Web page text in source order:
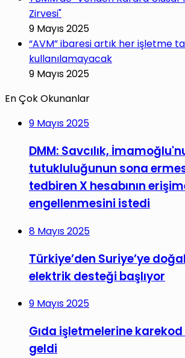
Zirvesi"
9 Mayıs 2025
“AVM” ibaresi artık her işletme
kullanılamayacak
9 Mayıs 2025
En Çok Okunanlar
9 Mayıs 2025
DMM: Savcılık,
tutukluluğunun sona
tedbiren X hesabının
engellenmesini istedi
8 Mayıs 2025
Türkiye’den Suriye’ye
elektrik desteği başlıyor
9 Mayıs 2025
Gıda işletmelerine
geldi